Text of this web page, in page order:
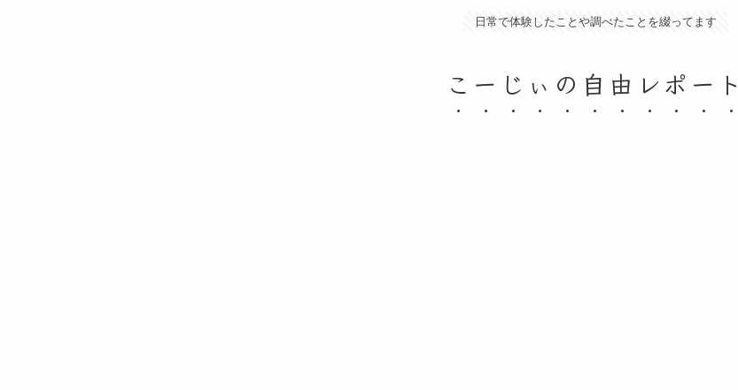
日常で体験したことや調べたことを綴ってます
こーじぃの自由レポート